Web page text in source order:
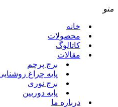
منو
خانه
محصولات
کاتالوگ
مقالات
برج پرچم
پایه چراغ
برج نوری
پایه دوربین
درباره ما